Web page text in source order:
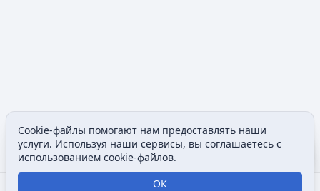
Просмотры
Cookie-файлы помогают нам предоставлять наши
услуги. Используя наши сервисы, вы соглашаетесь с
использованием cookie-файлов.
ОК